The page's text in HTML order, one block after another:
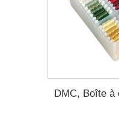
DMC, Boîte à